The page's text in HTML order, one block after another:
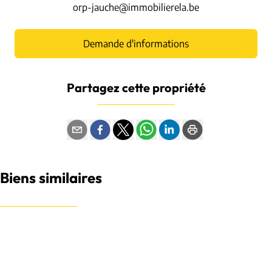
orp-jauche@immobilierela.be
Demande d'informations
Partagez cette propriété
Biens similaires